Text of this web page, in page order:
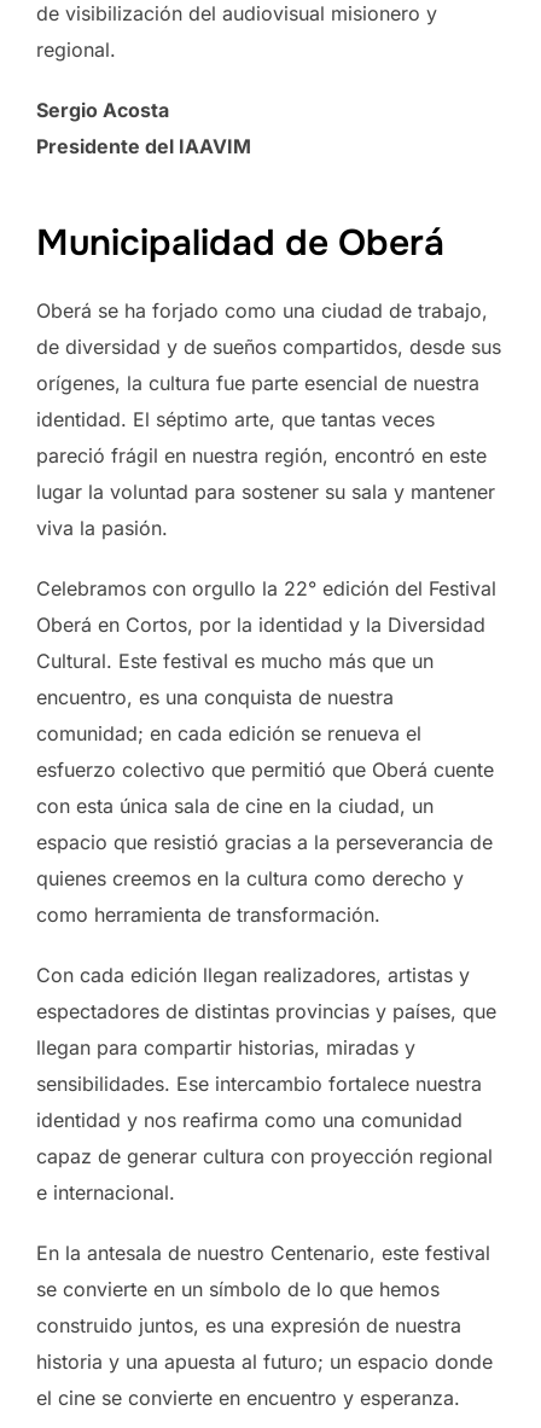
de visibilización del audiovisual misionero y
regional.
Sergio Acosta
Presidente del IAAVIM
Municipalidad de Oberá
Oberá se ha forjado como una ciudad de trabajo,
de diversidad y de sueños compartidos, desde sus
orígenes, la cultura fue parte esencial de nuestra
identidad. El séptimo arte, que tantas veces
pareció frágil en nuestra región, encontró en este
lugar la voluntad para sostener su sala y mantener
viva la pasión.
Celebramos con orgullo la 22° edición del Festival
Oberá en Cortos, por la identidad y la Diversidad
Cultural. Este festival es mucho más que un
encuentro, es una conquista de nuestra
comunidad; en cada edición se renueva el
esfuerzo colectivo que permitió que Oberá cuente
con esta única sala de cine en la ciudad, un
espacio que resistió gracias a la perseverancia de
quienes creemos en la cultura como derecho y
como herramienta de transformación.
Con cada edición llegan realizadores, artistas y
espectadores de distintas provincias y países, que
llegan para compartir historias, miradas y
sensibilidades. Ese intercambio fortalece nuestra
identidad y nos reafirma como una comunidad
capaz de generar cultura con proyección regional
e internacional.
En la antesala de nuestro Centenario, este festival
se convierte en un símbolo de lo que hemos
construido juntos, es una expresión de nuestra
historia y una apuesta al futuro; un espacio donde
el cine se convierte en encuentro y esperanza.